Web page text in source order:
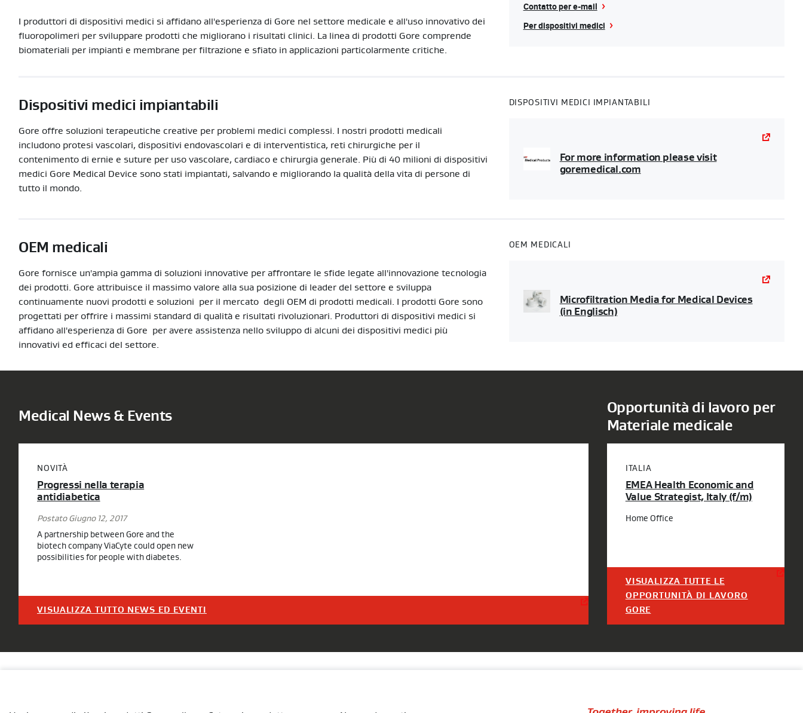
I produttori di dispositivi medici si affidano all'esperienza di Gore nel settore medicale e all'uso innovativo dei
fluoropolimeri per sviluppare prodotti che migliorano i risultati clinici. La linea di prodotti Gore comprende
biomateriali per impianti e membrane per filtrazione e sfiato in applicazioni particolarmente critiche.
Contatto per e-mail
Per dispositivi medici
Dispositivi medici impiantabili
Gore offre soluzioni terapeutiche creative per problemi medici complessi. I nostri prodotti medicali
includono protesi vascolari, dispositivi endovascolari e di interventistica, reti chirurgiche per il
contenimento di ernie e suture per uso vascolare, cardiaco e chirurgia generale. Più di 40 milioni di dispositivi
medici Gore Medical Device sono stati impiantati, salvando e migliorando la qualità della vita di persone di
tutto il mondo.
DISPOSITIVI MEDICI IMPIANTABILI
For more information please visit
goremedical.com
OEM medicali
Gore fornisce un'ampia gamma di soluzioni innovative per affrontare le sfide legate all'innovazione tecnologia
dei prodotti. Gore attribuisce il massimo valore alla sua posizione di leader del settore e sviluppa
continuamente nuovi prodotti e soluzioni per il mercato degli OEM di prodotti medicali. I prodotti Gore sono
progettati per offrire i massimi standard di qualità e risultati rivoluzionari. Produttori di dispositivi medici si
affidano all'esperienza di Gore per avere assistenza nello sviluppo di alcuni dei dispositivi medici più
innovativi ed efficaci del settore.
OEM MEDICALI
Microfiltration Media for Medical Devices
(in Englisch)
Medical News & Events
NOVITÀ
Progressi nella terapia
antidiabetica
Postato Giugno 12, 2017
A partnership between Gore and the
biotech company ViaCyte could open new
possibilities for people with diabetes.
VISUALIZZA TUTTO NEWS ED EVENTI
Opportunità di lavoro per
Materiale medicale
ITALIA
EMEA Health Economic and
Value Strategist, Italy (f/m)
Home Office
VISUALIZZA TUTTE LE
OPPORTUNITÀ DI LAVORO
GORE